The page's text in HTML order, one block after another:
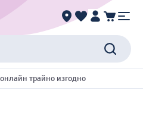
онлайн трайно изгодно